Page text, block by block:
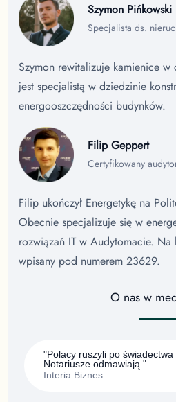
Szymon Pińkowski
Specjalista ds.
Szymon rewitalizuje kamienice w
jest specjalistą w dziedzinie
energooszczędności budynków.
Filip Geppert
Certyfikowany
Filip ukończył Energetykę na
Obecnie specjalizuje się w
rozwiązań IT w Audytomacie. Na
wpisany pod numerem 23629.
O nas w
"Polacy ruszyli po świadectwa
Notariusze odmawiają."
Interia Biznes